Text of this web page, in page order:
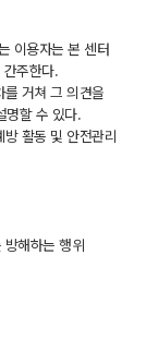
이용자는 본 센터
주한다.
거쳐 그 의견을
명할 수 있다.
활동 및 안전관리
해하는 행위